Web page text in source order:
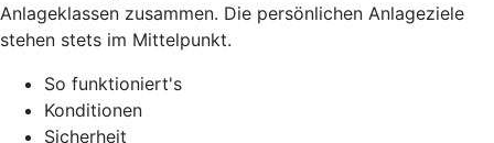
Anlageklassen zusammen. Die persönlichen Anlageziele
stehen stets im Mittelpunkt.
So funktioniert's
Konditionen
Sicherheit